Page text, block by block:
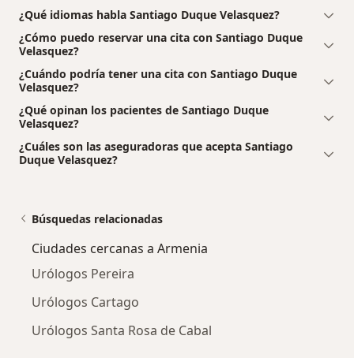
¿Qué idiomas habla Santiago Duque Velasquez?
¿Cómo puedo reservar una cita con Santiago Duque
Velasquez?
¿Cuándo podría tener una cita con Santiago Duque
Velasquez?
¿Qué opinan los pacientes de Santiago Duque
Velasquez?
¿Cuáles son las aseguradoras que acepta Santiago
Duque Velasquez?
Búsquedas relacionadas
Ciudades cercanas a Armenia
Urólogos Pereira
Urólogos Cartago
Urólogos Santa Rosa de Cabal